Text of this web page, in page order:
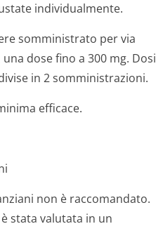
individualmente.
somministrato per via
dose fino a 300 mg. Dosi
in 2 somministrazioni.
efficace.
non è raccomandato.
stata valutata in un